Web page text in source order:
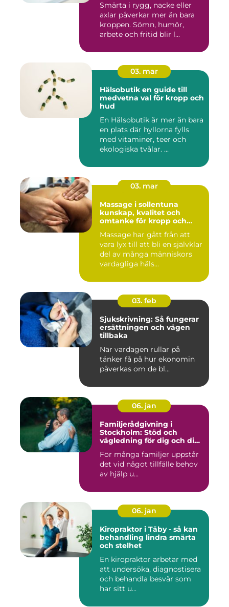
Smärta i rygg, nacke eller
axlar påverkar mer än bara
kroppen. Sömn, humör,
arbete och fritid blir l...
03. mar
Hälsobutik en guide till
medvetna val för kropp och
hud
En Hälsobutik är mer än bara
en plats där hyllorna fylls
med vitaminer, teer och
ekologiska tvålar. ...
03. mar
Massage i sollentuna
kunskap, kvalitet och
omtanke för kropp och
Massage har gått från att
vara lyx till att bli en självklar
del av många människors
vardagliga häls...
03. feb
Sjukskrivning: Så fungerar
ersättningen och vägen
tillbaka
När vardagen rullar på
tänker få på hur ekonomin
påverkas om de bl...
06. jan
Familjerådgivning i
Stockholm: Stöd och
vägledning för dig och din
För många familjer uppstår
det vid något tillfälle behov
av hjälp u...
06. jan
Kiropraktor i Täby - så kan
behandling lindra smärta
och stelhet
En kiropraktor arbetar med
att undersöka, diagnostisera
och behandla besvär som
har sitt u...